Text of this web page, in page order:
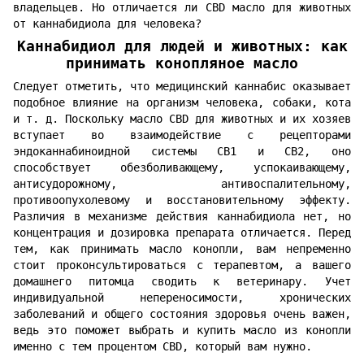
владельцев. Но отличается ли CBD масло для животных
от каннабидиола для человека?
Каннабидиол для людей и животных: как
принимать конопляное масло
Следует отметить, что медицинский каннабис оказывает
подобное влияние на организм человека, собаки, кота
и т. д. Поскольку масло CBD для животных и их хозяев
вступает во взаимодействие с рецепторами
эндоканнабиноидной системы CB1 и CB2, оно
способствует обезболивающему, успокаивающему,
антисудорожному, антивоспалительному,
противоопухолевому и восстановительному эффекту.
Различия в механизме действия каннабидиола нет, но
концентрация и дозировка препарата отличается. Перед
тем, как принимать масло конопли, вам непременно
стоит проконсультироваться с терапевтом, а вашего
домашнего питомца сводить к ветеринару. Учет
индивидуальной непереносимости, хронических
заболеваний и общего состояния здоровья очень важен,
ведь это поможет выбрать и купить масло из конопли
именно с тем процентом CBD, который вам нужно.